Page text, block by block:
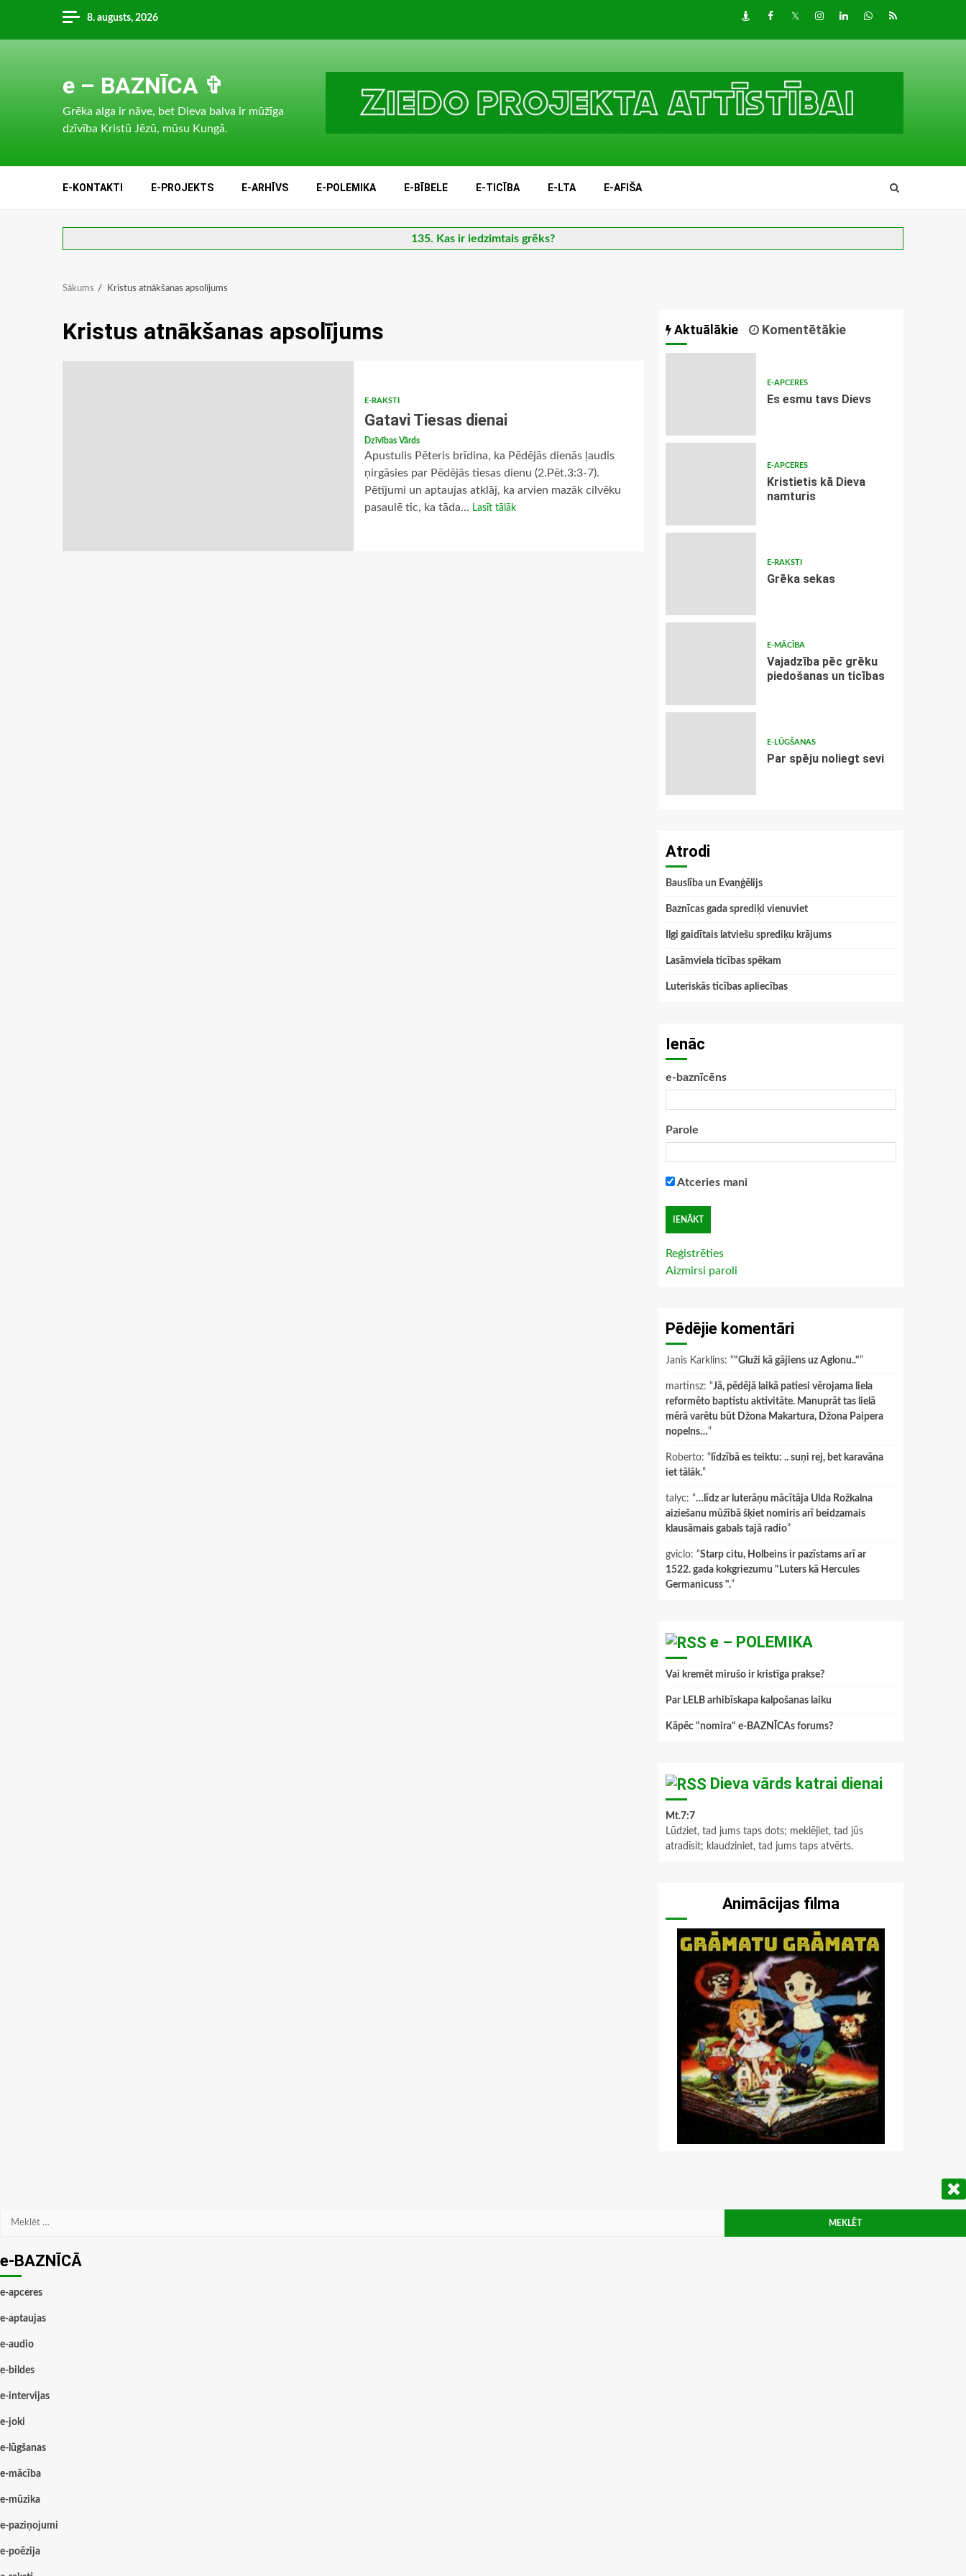
content
8. augusts, 2026 DraugiemFacebook
TwitterInstagram
LinkedInwhatsapp
RSS
e – BAZNĪCA ✞
Grēka alga ir nāve, bet Dieva balva ir mūžīga
dzīvība Kristū Jēzū, mūsu Kungā.
E-KONTAKTI E-PROJEKTS E-ARHĪVS E-POLEMIKA E-BĪBELE E-TICĪBA E-LTA E-AFIŠA
135. Kas ir iedzimtais grēks?
Sākums Kristus atnākšanas apsolījums
Kristus atnākšanas apsolījums
E-RAKSTI
Gatavi Tiesas dienai
Dzīvības Vārds
Apustulis Pēteris brīdina, ka Pēdējās dienās ļaudis
ņirgāsies par Pēdējās tiesas dienu (2.Pēt.3:3-7).
Pētījumi un aptaujas atklāj, ka arvien mazāk cilvēku
pasaulē tic, ka tāda... Lasīt tālāk
Aktuālākie Komentētākie
E-APCERES
Es esmu tavs Dievs
E-APCERES
Kristietis kā Dieva
namturis
E-RAKSTI
Grēka sekas
E-MĀCĪBA
Vajadzība pēc grēku
piedošanas un ticības
E-LŪGŠANAS
Par spēju noliegt sevi
Atrodi
Bauslība un Evaņģēlijs
Baznīcas gada sprediķi vienuviet
Ilgi gaidītais latviešu sprediķu krājums
Lasāmviela ticības spēkam
Luteriskās ticības apliecības
Ienāc
e-baznīcēns
Parole
Atceries mani
Reģistrēties
Aizmirsi paroli
Pēdējie komentāri
Janis Karklins: “"Gluži kā gājiens uz Aglonu.."”
martinsz: “Jā, pēdējā laikā patiesi vērojama liela
reformēto baptistu aktivitāte. Manuprāt tas lielā
mērā varētu būt Džona Makartura, Džona Paipera
nopelns…”
Roberto: “ līdzībā es teiktu: .. suņi rej, bet karavāna
iet tālāk.”
talyc: “…līdz ar luterāņu mācītāja Ulda Rožkalna
aiziešanu mūžībā šķiet nomiris arī beidzamais
klausāmais gabals tajā radio”
gviclo: “Starp citu, Holbeins ir pazīstams arī ar
1522. gada kokgriezumu "Luters kā Hercules
Germanicuss ".”
e – POLEMIKA
Vai kremēt mirušo ir kristīga prakse?
Par LELB arhibīskapa kalpošanas laiku
Kāpēc "nomira" e-BAZNĪCAs forums?
Dieva vārds katrai dienai
Mt.7:7
Lūdziet, tad jums taps dots; meklējiet, tad jūs
atradīsit; klaudziniet, tad jums taps atvērts.
Animācijas filma
Meklēt:
e-BAZNĪCĀ
e-apceres
e-aptaujas
e-audio
e-bildes
e-intervijas
e-joki
e-lūgšanas
e-mācība
e-mūzika
e-paziņojumi
e-poēzija